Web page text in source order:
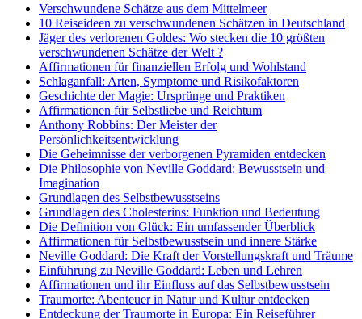
Verschwundene Schätze aus dem Mittelmeer
10 Reiseideen zu verschwundenen Schätzen in Deutschland
Jäger des verlorenen Goldes: Wo stecken die 10 größten
verschwundenen Schätze der Welt ?
Affirmationen für finanziellen Erfolg und Wohlstand
Schlaganfall: Arten, Symptome und Risikofaktoren
Geschichte der Magie: Ursprünge und Praktiken
Affirmationen für Selbstliebe und Reichtum
Anthony Robbins: Der Meister der
Persönlichkeitsentwicklung
Die Geheimnisse der verborgenen Pyramiden entdecken
Die Philosophie von Neville Goddard: Bewusstsein und
Imagination
Grundlagen des Selbstbewusstseins
Grundlagen des Cholesterins: Funktion und Bedeutung
Die Definition von Glück: Ein umfassender Überblick
Affirmationen für Selbstbewusstsein und innere Stärke
Neville Goddard: Die Kraft der Vorstellungskraft und Träume
Einführung zu Neville Goddard: Leben und Lehren
Affirmationen und ihr Einfluss auf das Selbstbewusstsein
Traumorte: Abenteuer in Natur und Kultur entdecken
Entdeckung der Traumorte in Europa: Ein Reiseführer